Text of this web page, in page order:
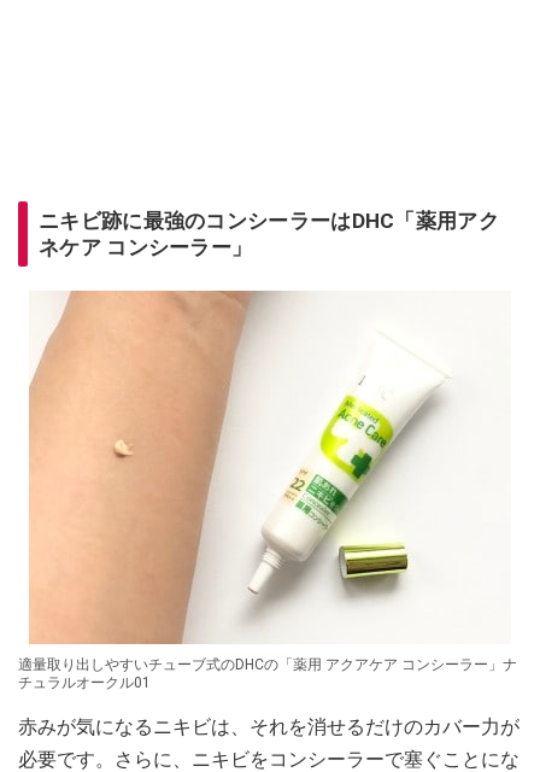
ニキビ跡に最強のコンシーラーはDHC「薬用アク
ネケア コンシーラー」
適量取り出しやすいチューブ式のDHCの「薬用 アクアケア コンシーラー」ナ
チュラルオークル01
赤みが気になるニキビは、それを消せるだけのカバー力が
必要です。さらに、ニキビをコンシーラーで塞ぐことにな